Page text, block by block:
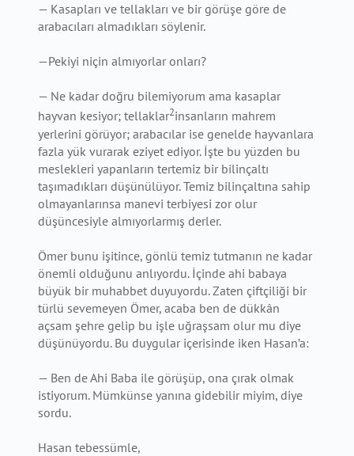
— Kasapları ve tellakları ve bir görüşe göre de
arabacıları almadıkları söylenir.
—Pekiyi niçin almıyorlar onları?
— Ne kadar doğru bilemiyorum ama kasaplar
hayvan kesiyor; tellaklar2insanların mahrem
yerlerini görüyor; arabacılar ise genelde hayvanlara
fazla yük vurarak eziyet ediyor. İşte bu yüzden bu
meslekleri yapanların tertemiz bir bilinçaltı
taşımadıkları düşünülüyor. Temiz bilinçaltına sahip
olmayanlarınsa manevi terbiyesi zor olur
düşüncesiyle almıyorlarmış derler.
Ömer bunu işitince, gönlü temiz tutmanın ne kadar
önemli olduğunu anlıyordu. İçinde ahi babaya
büyük bir muhabbet duyuyordu. Zaten çiftçiliği bir
türlü sevemeyen Ömer, acaba ben de dükkân
açsam şehre gelip bu işle uğraşsam olur mu diye
düşünüyordu. Bu duygular içerisinde iken Hasan’a:
— Ben de Ahi Baba ile görüşüp, ona çırak olmak
istiyorum. Mümkünse yanına gidebilir miyim, diye
sordu.
Hasan tebessümle,